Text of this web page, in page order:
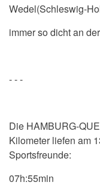
Wedel(Schleswig-
immer so dicht an
- - -
Die HAMBURG-
Kilometer liefen am
Sportsfreunde:
07h:55min